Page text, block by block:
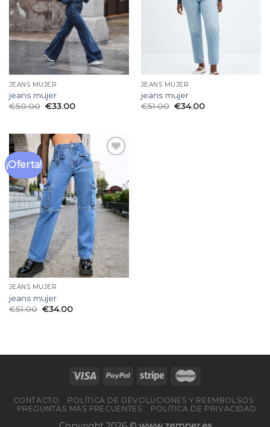
JEANS MUJER
jeans mujer
€50.00 €33.00
JEANS MUJER
jeans mujer
€51.00 €34.00
¡Oferta!
Añadir
a la
lista
de
deseos
JEANS MUJER
jeans mujer
€51.00 €34.00
CONTACTO
POLÍTICA DE DEVOLUCIONES Y REEMBOLSOS
PREGUNTAS MÁS FRECUENTES
POLÍTICA DE PRIVACIDAD